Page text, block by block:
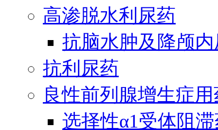
高渗脱水利尿药
抗脑水肿及降颅
抗利尿药
良性前列腺增生症
选择性α1受体阻